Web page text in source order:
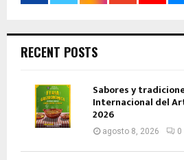
RECENT POSTS
Sabores y
Internacional del
2026
agosto 8, 2026 0